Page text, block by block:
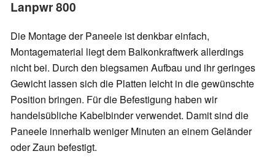
Lanpwr 800
Die Montage der Paneele ist denkbar einfach,
Montagematerial liegt dem Balkonkraftwerk allerdings
nicht bei. Durch den biegsamen Aufbau und ihr geringes
Gewicht lassen sich die Platten leicht in die gewünschte
Position bringen. Für die Befestigung haben wir
handelsübliche Kabelbinder verwendet. Damit sind die
Paneele innerhalb weniger Minuten an einem Geländer
oder Zaun befestigt.